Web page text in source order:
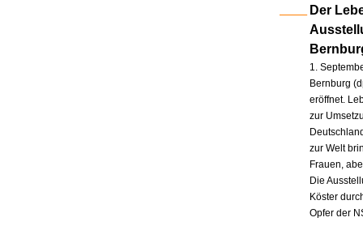
Der
1.
Bernburg
eröffnet.
zur
zur Welt
Frauen,
Die
Köster
Opfer der